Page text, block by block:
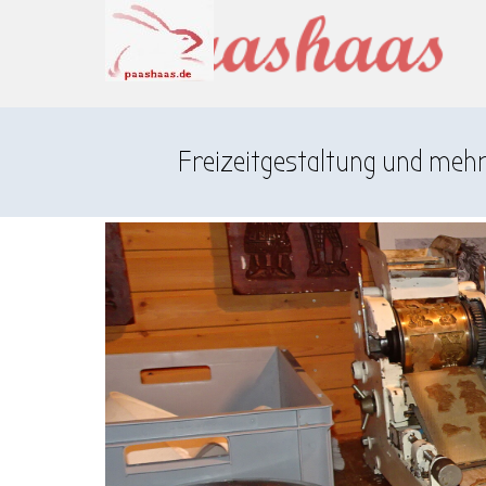
Direkt zum Seiteninhalt
Menü überspringen
Freizeitgestaltung und